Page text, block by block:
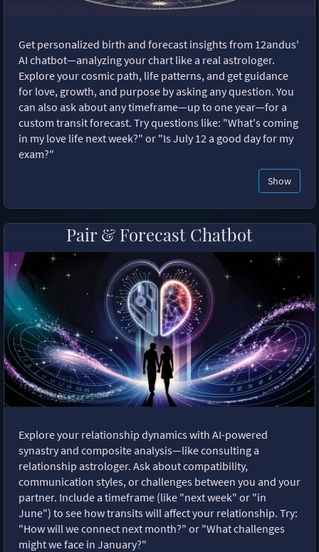
Get personalized birth and forecast insights from 12andus'
AI chatbot—analyzing your chart like a real astrologer.
Explore your cosmic path, life patterns, and get guidance
for love, growth, and purpose by asking any question. You
can also ask about any timeframe—up to one year—for a
custom transit forecast. Try questions like: "What's coming
in my love life next week?" or "Is July 12 a good day for my
exam?"
Show
Pair & Forecast Chatbot
Explore your relationship dynamics with AI-powered
synastry and composite analysis—like consulting a
relationship astrologer. Ask about compatibility,
communication styles, or challenges between you and your
partner. Include a timeframe (like "next week" or "in
June") to see how transits will affect your relationship. Try:
"How will we connect next month?" or "What challenges
might we face in January?"